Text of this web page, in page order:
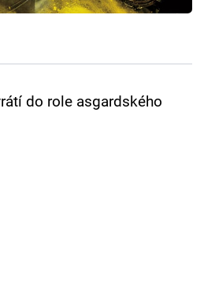
do role asgardského